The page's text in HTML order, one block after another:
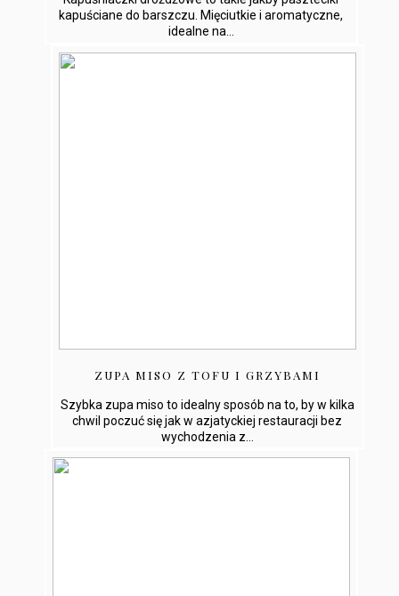
kapuściane do barszczu. Mięciutkie i aromatyczne,
idealne na...
ZUPA MISO Z TOFU I GRZYBAMI
Szybka zupa miso to idealny sposób na to, by w kilka
chwil poczuć się jak w azjatyckiej restauracji bez
wychodzenia z...